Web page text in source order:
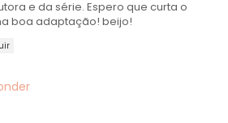
e da série. Espero que curta o
boa adaptação! beijo!